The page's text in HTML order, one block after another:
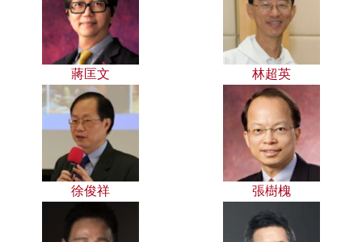
蔣匡文 林超英
徐俊祥 張樹槐